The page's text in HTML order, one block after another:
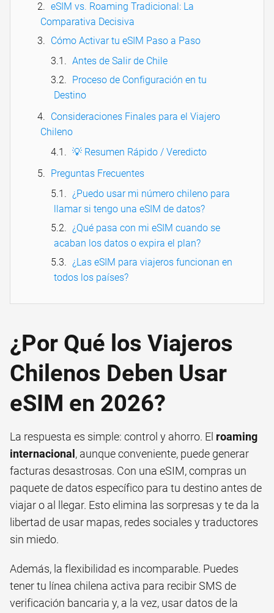
eSIM vs. Roaming Tradicional: La
Comparativa Decisiva
Cómo Activar tu eSIM Paso a Paso
Antes de Salir de Chile
Proceso de Configuración en tu
Destino
Consideraciones Finales para el Viajero
Chileno
💡 Resumen Rápido / Veredicto
Preguntas Frecuentes
¿Puedo usar mi número chileno para
llamar si tengo una eSIM de datos?
¿Qué pasa con mi eSIM cuando se
acaban los datos o expira el plan?
¿Las eSIM para viajeros funcionan en
todos los países?
¿Por Qué los Viajeros
Chilenos Deben Usar
eSIM en 2026?
La respuesta es simple: control y ahorro. El roaming
internacional , aunque conveniente, puede generar
facturas desastrosas. Con una eSIM, compras un
paquete de datos específico para tu destino antes de
viajar o al llegar. Esto elimina las sorpresas y te da la
libertad de usar mapas, redes sociales y traductores
sin miedo.
Además, la flexibilidad es incomparable. Puedes
tener tu línea chilena activa para recibir SMS de
verificación bancaria y, a la vez, usar datos de la